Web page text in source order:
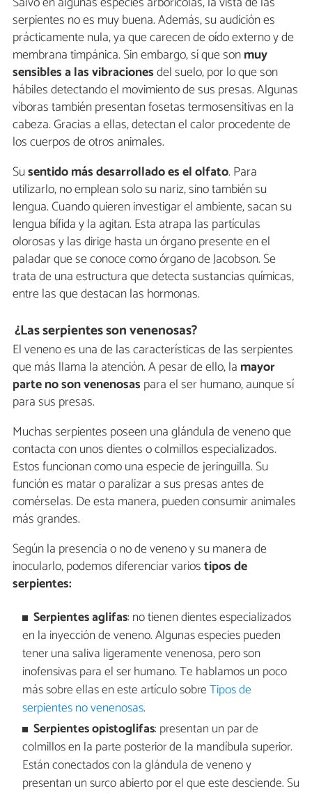
serpientes no es muy buena. Además, su audición es
prácticamente nula, ya que carecen de oído externo y de
membrana timpánica. Sin embargo, sí que sonmuy
sensibles a las vibracionesdel suelo, por lo que son
hábiles detectando el movimiento de sus presas. Algunas
víboras también presentan fosetas termosensitivas en la
cabeza. Gracias a ellas, detectan el calor procedente de
los cuerpos de otros animales.
Susentido más desarrollado es el olfato. Para
utilizarlo, no emplean solo su nariz, sino también su
lengua. Cuando quieren investigar el ambiente, sacan su
lengua bífida y la agitan. Esta atrapa las partículas
olorosas y las dirige hasta un órgano presente en el
paladar que se conoce como órgano de Jacobson. Se
trata de una estructura que detecta sustancias químicas,
entre las que destacan las hormonas.
¿Las serpientes son venenosas?
El veneno es una de las características de las serpientes
que más llama la atención. A pesar de ello, la mayor
parteno sonvenenosas para el ser humano, aunque sí
para sus presas.
Muchasserpientes poseen una glándula de veneno que
contacta con unos dientes o colmillos especializados.
Estos funcionan como una especie de jeringuilla. Su
función es matar o paralizar a sus presas antes de
comérselas. De esta manera, pueden consumir animales
más grandes.
Según la presencia o no de veneno y su manera de
inocularlo, podemos diferenciar variostipos de
serpientes:
Serpientesaglifas: no tienen dientes especializados
en la inyección de veneno. Algunas especies pueden
tener una saliva ligeramente venenosa, pero son
inofensivas para el ser humano. Te hablamos un poco
más sobre ellas en este artículo sobreTipos de
serpientes no venenosas.
Serpientes opistoglifas: presentan un par de
colmillos en la parte posterior de la mandíbula superior.
Están conectados con la glándula de veneno y
presentan un surco abierto por el que este desciende. Su